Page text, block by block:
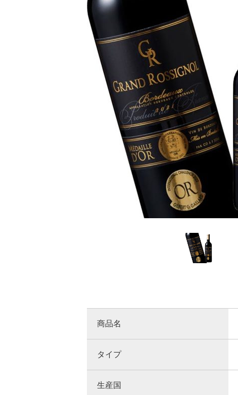
商品名
タイプ
生産国